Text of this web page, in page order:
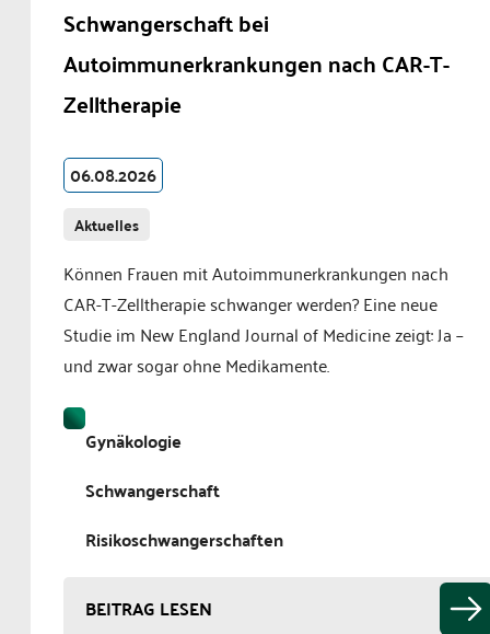
Schwangerschaft bei
Autoimmunerkrankungen nach CAR-T-
Zelltherapie
06.08.2026
Aktuelles
Können Frauen mit Autoimmunerkrankungen nach
CAR-T-Zelltherapie schwanger werden? Eine neue
Studie im New England Journal of Medicine zeigt: Ja –
und zwar sogar ohne Medikamente.
Gynäkologie
Schwangerschaft
Risikoschwangerschaften
BEITRAG LESEN